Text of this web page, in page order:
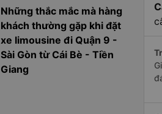
Những thắc mắc mà hàng
khách thường gặp khi đặt
xe limousine đi Quận 9 -
Sài Gòn từ Cái Bè - Tiền
Giang